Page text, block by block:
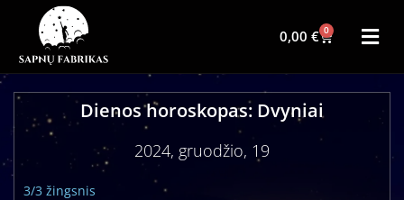
0,00 € 0
Dienos horoskopas: Dvyniai
2024, gruodžio, 19
3/3 žingsnis